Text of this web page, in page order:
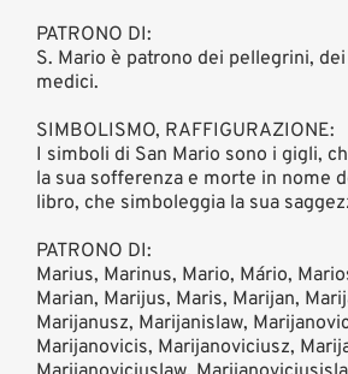
PATRONO DI:
S. Mario è patrono dei pellegrini,
medici.
SIMBOLISMO, RAFFIGURAZIONE:
I simboli di San Mario sono i gigli,
la sua sofferenza e morte in nome
libro, che simboleggia la sua
PATRONO DI:
Marius, Marinus, Mario, Mário,
Marian, Marijus, Maris, Marijan,
Marijanusz, Marijanislaw,
Marijanovicis, Marijanoviciusz,